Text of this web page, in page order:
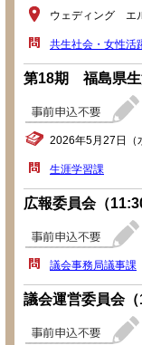
ウェディング エ
共生社会・女性活
第18期 福島県生
2026年5月27日（
生涯学習課
広報委員会（
議会事務局議事課
議会運営委員会（